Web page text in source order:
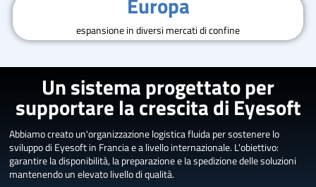
espansione in diversi mercati di confine
Un sistema progettato per
supportare la crescita di Eyesoft
Abbiamo creato un'organizzazione logistica fluida per sostenere lo
sviluppo di Eyesoft in Francia e a livello internazionale. L'obiettivo:
garantire la disponibilità, la preparazione e la spedizione delle soluzioni
mantenendo un elevato livello di qualità.